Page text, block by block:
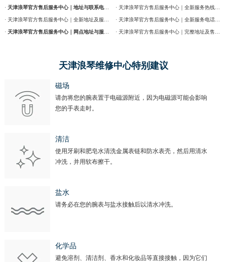
· 天津浪琴官方售后服务中心｜地址与联系电话权威信息公告（2026年7月最新）
· 天津浪琴官方售后服务中心｜网点地址与服务热线权威信息公示（2026年7月最新）
天津浪琴维修中心特别建议
磁场
请勿将您的腕表置于电磁源附近，因为电磁源可能会影响
您的手表走时。
清洁
使用牙刷和肥皂水清洗金属表链和防水表壳，然后用清水
冲洗，并用软布擦干。
盐水
请务必在您的腕表与盐水接触后以清水冲洗。
化学品
避免溶剂、清洁剂、香水和化妆品等直接接触，因为它们